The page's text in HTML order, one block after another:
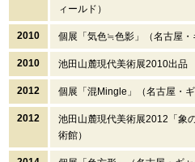
ィールド）
2010 個展「気色≒色影」（名古屋・
2010 池田山麓現代美術展2010出品
2012 個展「混Mingle」（名古屋・ギ
2012
池田山麓現代美術展2012「象
術館）